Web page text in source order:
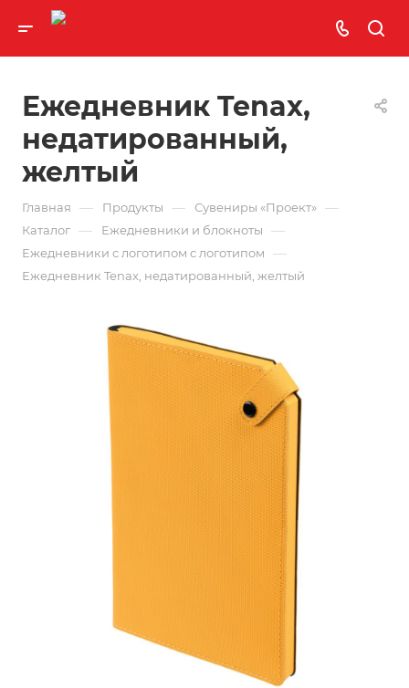
Ежедневник Tenax,
недатированный,
желтый
Главная — Продукты — Сувениры «Проект» —
Каталог — Ежедневники и блокноты —
Ежедневники с логотипом с логотипом —
Ежедневник Tenax, недатированный, желтый